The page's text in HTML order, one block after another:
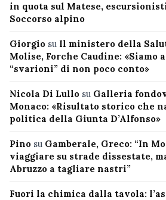
in quota sul Matese,
Soccorso alpino
Giorgio su Il ministero della
Molise, Forche Caudine: «Siamo
“svarioni” di non poco conto»
Nicola Di Lullo su Galleria
Monaco: «Risultato storico che
politica della Giunta D’Alfonso»
Pino su Gamberale, Greco: “In
viaggiare su strade dissestate,
Abruzzo a tagliare nastri”
Fuori la chimica dalla tavola: